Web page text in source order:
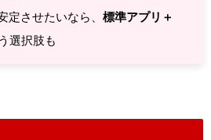
定させたいなら、 標準アプリ＋
選択肢も